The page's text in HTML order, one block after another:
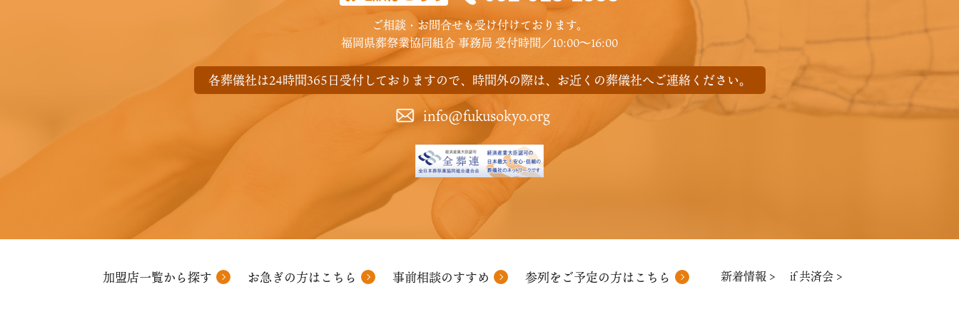
ご相談・お問合せも受け付けております。
福岡県葬祭業協同組合 事務局 受付時間／10:00〜16:00
各葬儀社は24時間365日受付しておりますので、 時間外の際は、お近くの葬儀社へご連絡ください。
info@fukusokyo.org
加盟店一覧から探す お急ぎの方はこちら 事前相談のすすめ 参列をご予定の方はこちら 新着情報 > if 共済会 >